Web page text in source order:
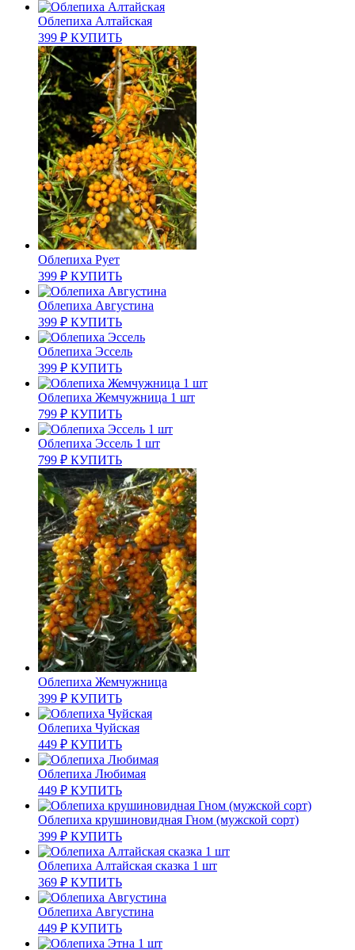
Облепиха Алтайская
399 ₽ КУПИТЬ
Облепиха Рует
399 ₽ КУПИТЬ
Облепиха Августина
399 ₽ КУПИТЬ
Облепиха Эссель
399 ₽ КУПИТЬ
Облепиха Жемчужница 1 шт
799 ₽ КУПИТЬ
Облепиха Эссель 1 шт
799 ₽ КУПИТЬ
Облепиха Жемчужница
399 ₽ КУПИТЬ
Облепиха Чуйская
449 ₽ КУПИТЬ
Облепиха Любимая
449 ₽ КУПИТЬ
Облепиха крушиновидная Гном (мужской сорт)
399 ₽ КУПИТЬ
Облепиха Алтайская сказка 1 шт
369 ₽ КУПИТЬ
Облепиха Августина
449 ₽ КУПИТЬ